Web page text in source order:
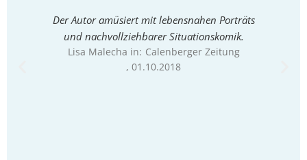
Der Autor amüsiert mit lebensnahen Porträts
und nachvollziehbarer Situationskomik.
Lisa Malecha in: Calenberger Zeitung
, 01.10.2018